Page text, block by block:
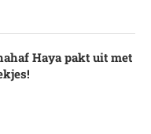
Haya pakt uit met